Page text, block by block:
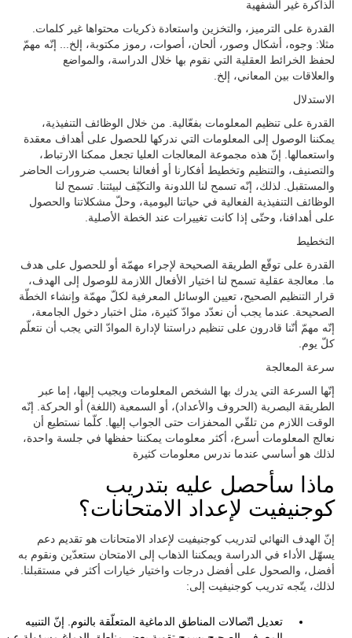
الذاكرة غير الشفهية
القدرة على الترميز، والتخزين واستعادة ذكريات محتواها غير كلمات.
مثلا: وجوه، أشكال وصور، ألحان، أصوات، رموز مكتوبة، إلخ... إنّه مهمّ
لحفظ الخرائط العقلية التي نقوم بها خلال الدراسة، والمواضع
والعلاقات بين المعاني، إلخ.
الاستدلال
القدرة على تنظيم المعلومات بفعّالية. من خلال الوظائف التنفيذية،
يمكننا الوصول إلى المعلومات التي ندركها للحصول على أهداف معقدة
واستعمالها. إنّ هذه مجموعة المعالجات العليا تجعل ممكنا الارتباط،
والتصنيف، والتنظيم وتخطيط أفكارنا أو أفعالنا بحسب ضرورات الحاضر
والمستقبل. لذلك، إنّه تسمح لنا اللدونة والتكيّف لبيئتنا. تسمح لنا
الوظائف التنفيذية الفعالية في حياتنا اليومية، وحلّ مشكلاتنا والحصول
على أهدافنا، وحتّى إذا كانت تغييرات عند الخطة الأصلية.
التخطيط
القدرة على توقّع الطريقة الصحيحة لإجراء مهمّة أو للحصول على هدف
ما. معالجة عقلية تسمح لنا اختيار الأفعال اللازمة للوصول إلى الهدف،
قرار التنظيم الصحيح، تعيين الوسائل المعرفية لكلّ مهمّة وإنشاء الخطّة
الصحيحة. عندما يجب أن نعدّد موادّ كثيرة، مثل اختبار دخول الجامعة،
إنّه مهمّ أنّنا قادرون على تنظيم دراستنا لإدارة الموادّ التي يجب أن نتعلّم
كلّ يوم.
سرعة المعالجة
إنّها السرعة التي يدرك بها الشخص المعلومات ويجيب إليها، إما عبر
الطريقة البصرية (الحروف والأعداد)، أو السمعية (اللغة) أو الحركة. إنّه
الوقت اللازم من تلقّي المحفزات حتى الجواب إليها. كلّما نستطيع أن
نعالج المعلومات أسرع، أكثر معلومات يمكننا حفظها في جلسة واحدة،
لذلك هو أساسي عندما ندرس معلومات كثيرة
ماذا سأحصل عليه بتدريب
كوجنيفيت لإعداد الامتحانات؟
إنّ الهدف النهائي لتدريب كوجنيفيت لإعداد الامتحانات هو تقديم دعم
يسهّل الأداء في الدراسة ويمكننا الذهاب إلى الامتحان ستعدّين ونقوم به
أفضل، والصحول على أفضل درجات واختيار خيارات أكثر في مستقبلنا.
لذلك، يتّجه تدريب كوجنيفيت إلى:
تعديل اتّصالات المناطق الدماغية المتعلّقة بالنوم. إنّ التنبيه